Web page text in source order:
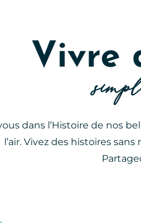
Vivre
dans l’Histoire de nos
l’air. Vivez des histoires